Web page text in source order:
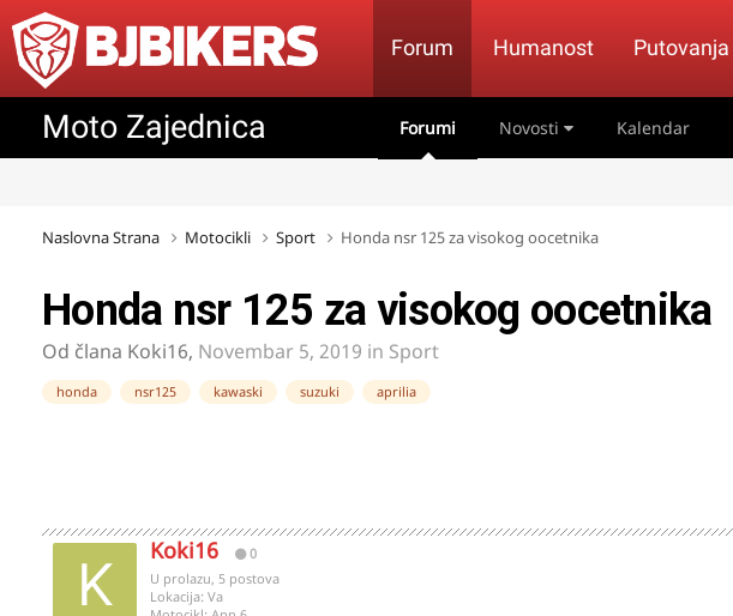
Forum Humanost Putovanja
Moto Zajednica Forumi Novosti Kalendar
Naslovna Strana Motocikli Sport Honda nsr 125 za visokog oocetnika
Honda nsr 125 za visokog oocetnika
Od člana Koki16, Novembar 5, 2019 in Sport
honda nsr125 kawaski suzuki aprilia
Koki16 0
U prolazu, 5 postova
Lokacija: Va